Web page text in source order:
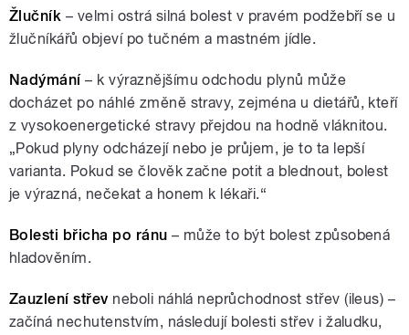
Žlučník – velmi ostrá silná bolest v pravém podžebří se u
žlučníkářů objeví po tučném a mastném jídle.
Nadýmání– k výraznějšímu odchodu plynů může
docházet po náhlé změně stravy, zejména u dietářů, kteří
z vysokoenergetické stravy přejdou na hodně vláknitou.
„Pokud plyny odcházejí nebo je průjem, je to ta lepší
varianta. Pokud se člověk začne potit a blednout, bolest
je výrazná, nečekat a honem k lékaři.“
Bolesti břicha po ránu – může to být bolest způsobená
hladověním.
Zauzlení střev neboli náhlá neprůchodnost střev (ileus) –
začíná nechutenstvím, následují bolesti střev i žaludku,